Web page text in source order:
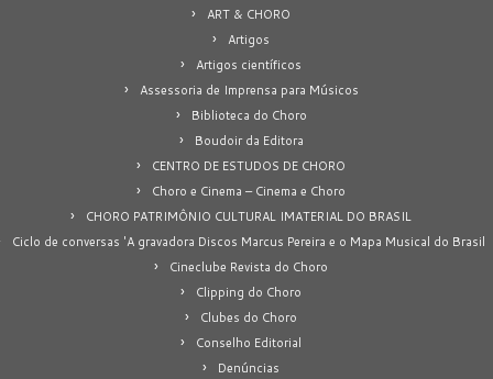
ART & CHORO
Artigos
Artigos científicos
Assessoria de Imprensa para Músicos
Biblioteca do Choro
Boudoir da Editora
CENTRO DE ESTUDOS DE CHORO
Choro e Cinema – Cinema e Choro
CHORO PATRIMÔNIO CULTURAL IMATERIAL DO BRASIL
Ciclo de conversas 'A gravadora Discos Marcus Pereira e o Mapa Musical do Brasil
Cineclube Revista do Choro
Clipping do Choro
Clubes do Choro
Conselho Editorial
Denúncias